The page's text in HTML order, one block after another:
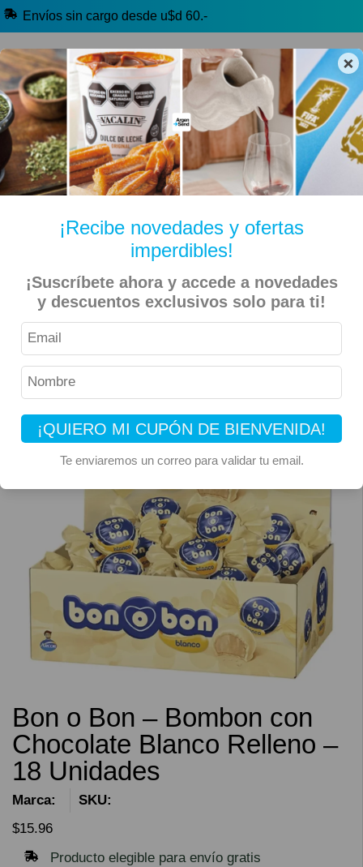
×
¡Recibe novedades y ofertas
imperdibles!
¡Suscríbete ahora y accede a novedades
y descuentos exclusivos solo para ti!
¡QUIERO MI CUPÓN DE BIENVENIDA!
Te enviaremos un correo para validar tu email.
Envíos sin cargo desde u$d 60.-
🔥 Alfajores y Golosinas
🧉 Clásicos argentinos 🏷️ Todas las categorías
Inicio Kiosko Dulce y Salado Chocolates
Bon o Bon – Bombon con Chocolate Blanco Relleno – 18
Unidades
Bon o Bon – Bombon con
Chocolate Blanco Relleno –
18 Unidades
Marca:
SKU:
$15.96
Producto elegible para envío gratis